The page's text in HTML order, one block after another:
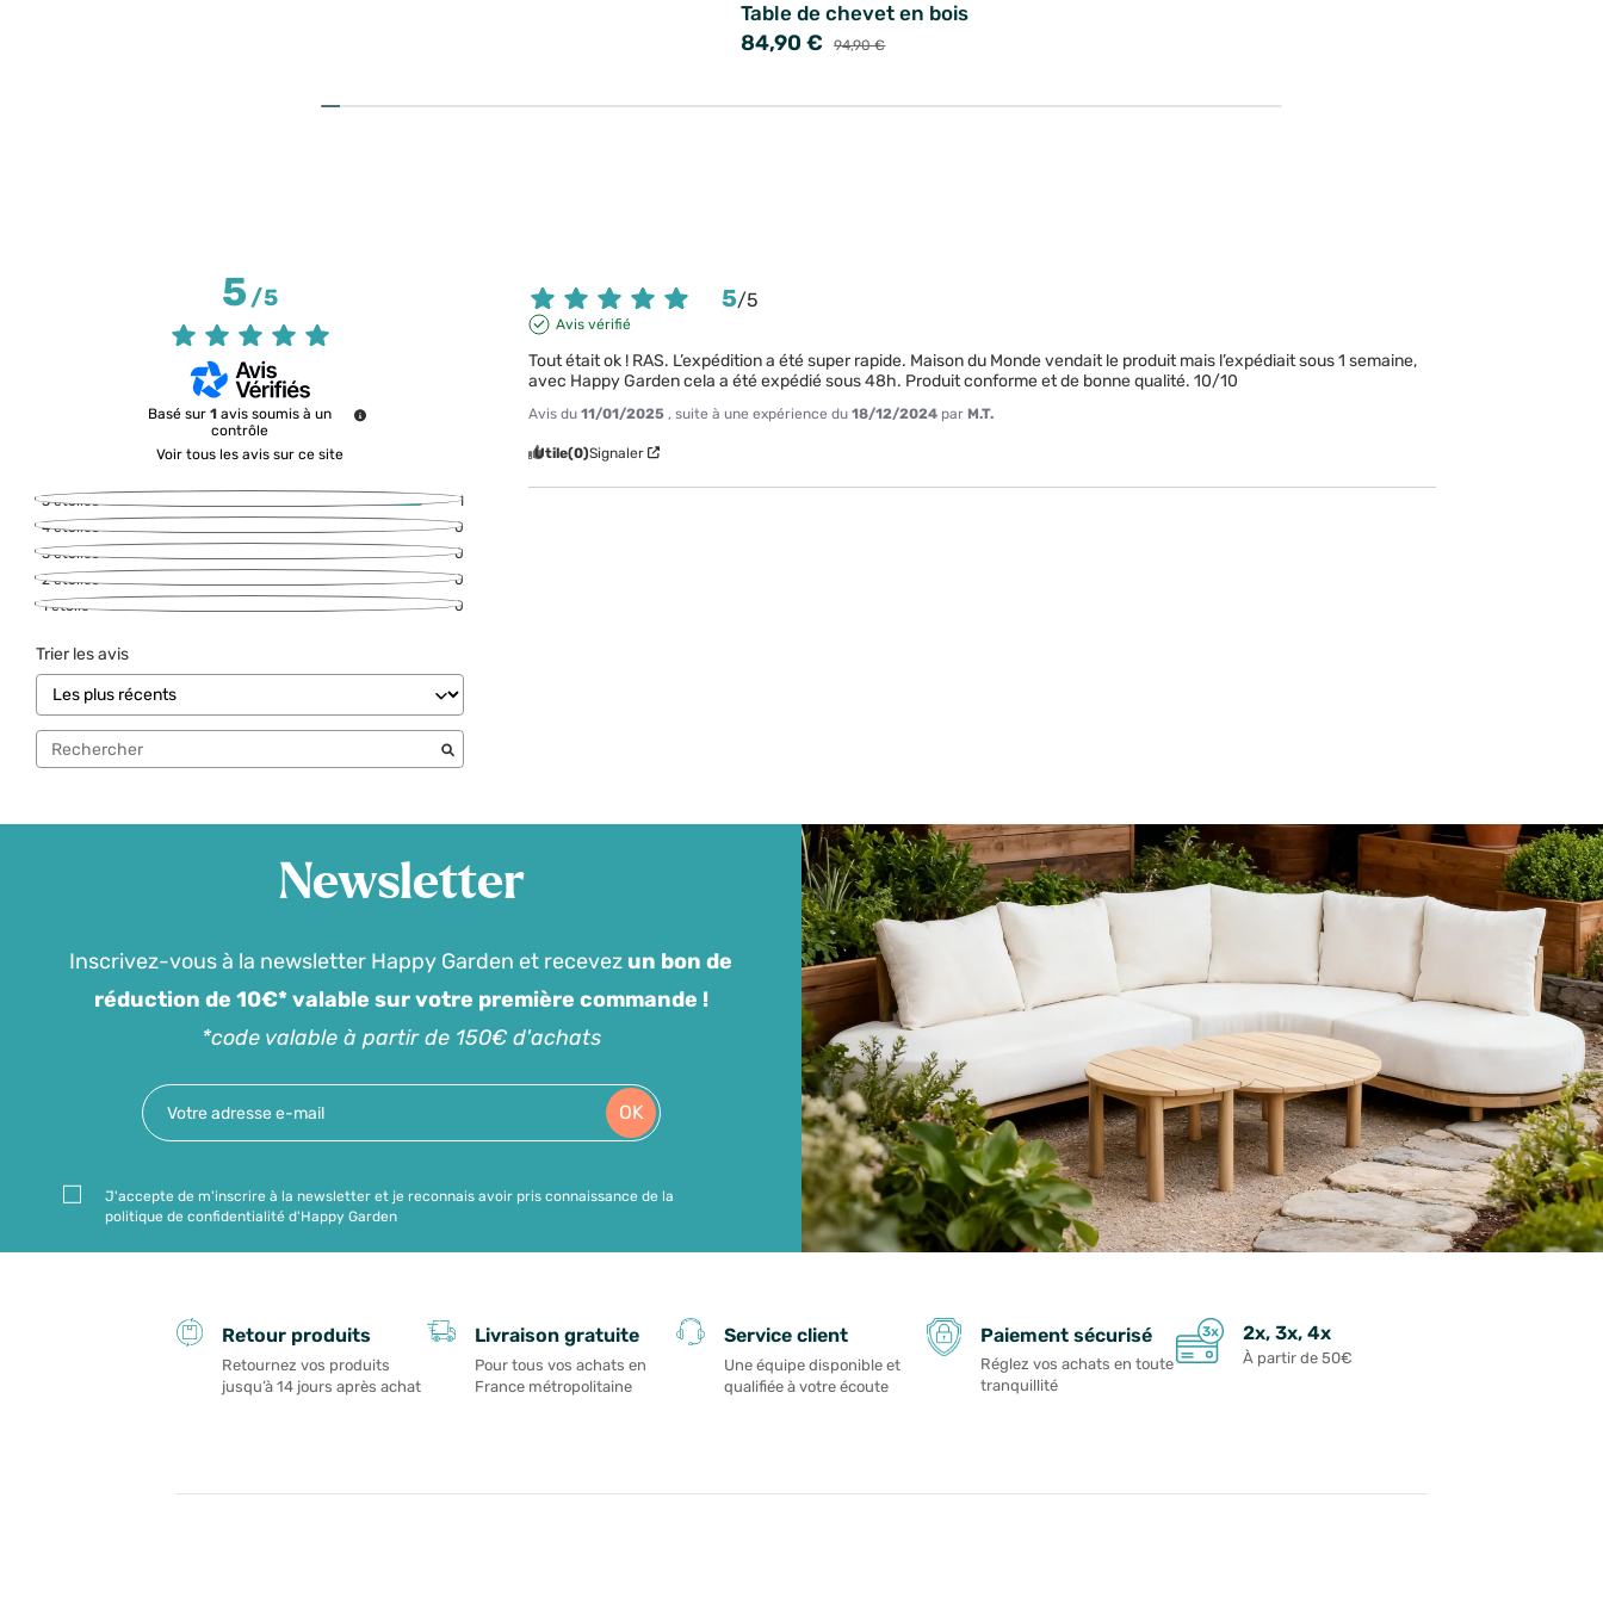
Table de chevet en bois
84,90 € 94,90 €
5/5
Basé sur 1 avis soumis à un
contrôle
Voir tous les avis sur ce site
5étoiles
1
4étoiles
0
3étoiles
0
2étoiles
0
1étoile 0
Trier les avis
5/5
Avis vérifié
Tout était ok ! RAS. L’expédition a été super rapide. Maison du Monde vendait le produit mais l’expédiait sous 1 semaine,
avec Happy Garden cela a été expédié sous 48h. Produit conforme et de bonne qualité. 10/10
Avis du11/01/2025 , suite à une expérience du18/12/2024 parM.T.
Utile(0)Signaler
Newsletter
Inscrivez-vous à la newsletter Happy Garden et recevez un bon de
réduction de 10€* valable sur votre première commande !
*code valable à partir de 150€ d'achats
OK
J'accepte de m'inscrire à la newsletter et je reconnais avoir pris connaissance de la
politique de confidentialité d'Happy Garden
Retour produits
Retournez vos produits
jusqu’à 14 jours après achat
Livraison gratuite
Pour tous vos achats en
France métropolitaine
Service client
Une équipe disponible et
qualifiée à votre écoute
Paiement sécurisé
Réglez vos achats en toute
tranquillité
2x, 3x, 4x
À partir de 50€